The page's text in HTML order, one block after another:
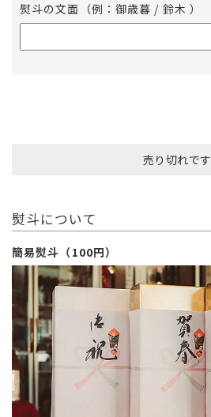
熨斗の文面（例：御歳暮 / 鈴木 ）
売り切れです
熨斗について
簡易熨斗（100円）